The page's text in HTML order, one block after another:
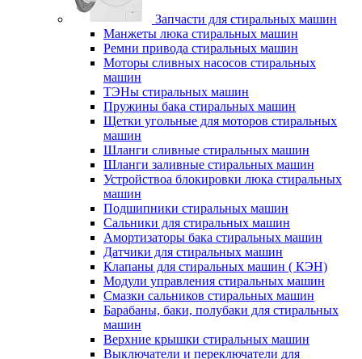
Запчасти для стиральных машин
Манжеты люка стиральных машин
Ремни привода стиральных машин
Моторы сливных насосов стиральных
машин
ТЭНы стиральных машин
Пружины бака стиральных машин
Щетки угольные для моторов стиральных
машин
Шланги сливные стиральных машин
Шланги заливные стиральных машин
Устройствоа блокировки люка стиральных
машин
Подшипники стиральных машин
Сальники для стиральных машин
Амортизаторы бака стиральных машин
Датчики для стиральных машин
Клапаны для стиральных машин ( КЭН)
Модули управления стиральных машин
Смазки сальников стиральных машин
Барабаны, баки, полубаки для стиральных
машин
Верхние крышки стиральных машин
Выключатели и переключатели для